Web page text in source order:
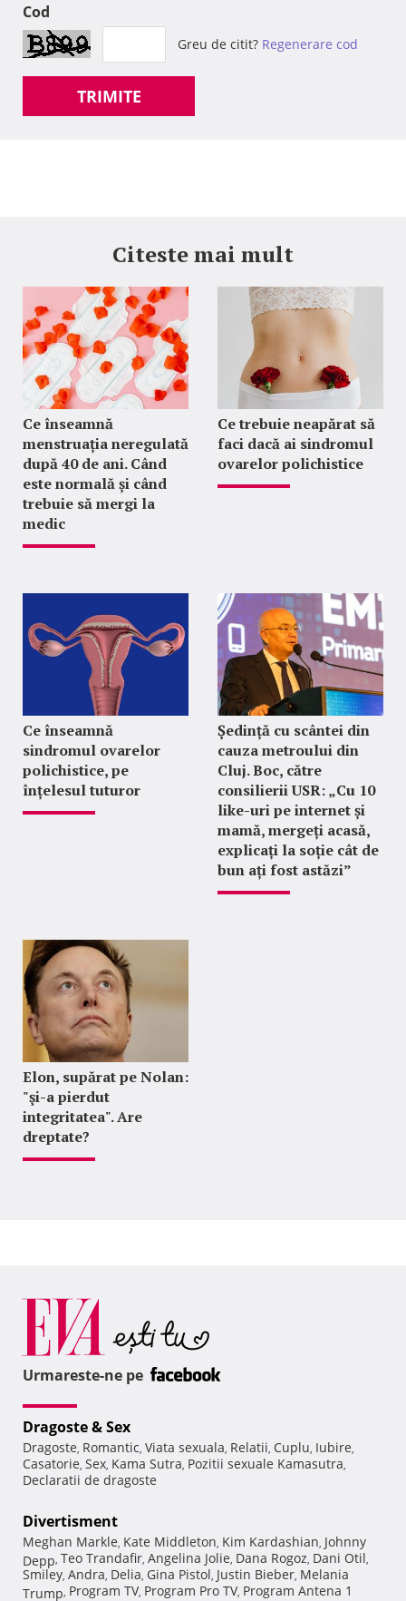
Cod
Greu de citit? Regenerare cod
TRIMITE
Citeste mai mult
Ce înseamnă
menstruația neregulată
după 40 de ani. Când
este normală și când
trebuie să mergi la
medic
Ce trebuie neapărat să
faci dacă ai sindromul
ovarelor polichistice
Ce înseamnă
sindromul ovarelor
polichistice, pe
înțelesul tuturor
Ședință cu scântei din
cauza metroului din
Cluj. Boc, către
consilierii USR: „Cu 10
like-uri pe internet și
mamă, mergeți acasă,
explicați la soție cât de
bun ați fost astăzi”
Elon, supărat pe Nolan:
"şi-a pierdut
integritatea". Are
dreptate?
Urmareste-ne pe
Dragoste & Sex
Dragoste, Romantic, Viata sexuala, Relatii, Cuplu, Iubire,
Casatorie, Sex, Kama Sutra, Pozitii sexuale Kamasutra,
Declaratii de dragoste
Divertisment
Meghan Markle, Kate Middleton, Kim Kardashian, Johnny
Depp, Teo Trandafir, Angelina Jolie, Dana Rogoz, Dani Otil,
Smiley, Andra, Delia, Gina Pistol, Justin Bieber, Melania
Trump, Program TV, Program Pro TV, Program Antena 1